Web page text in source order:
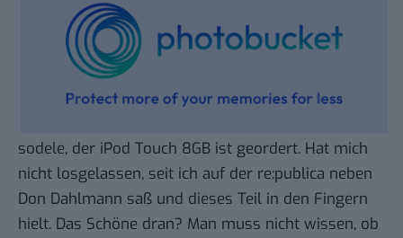
sodele, der iPod Touch 8GB ist geordert. Hat mich
nicht losgelassen, seit ich auf der re:publica neben
Don Dahlmann saß und dieses Teil in den Fingern
hielt. Das Schöne dran? Man muss nicht wissen, ob